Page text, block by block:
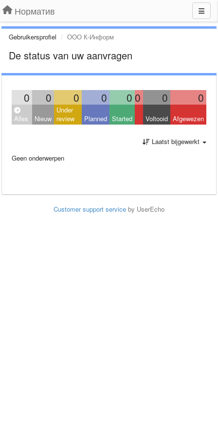
Норматив
Gebruikersprofiel ООО К-Информ
De status van uw aanvragen
0 0 0 0 0 0 0 0
Alles Nieuw
Under
review
Planned Started Voltooid Afgewezen
Laatst bijgewerkt
Geen onderwerpen
Customer support service by UserEcho